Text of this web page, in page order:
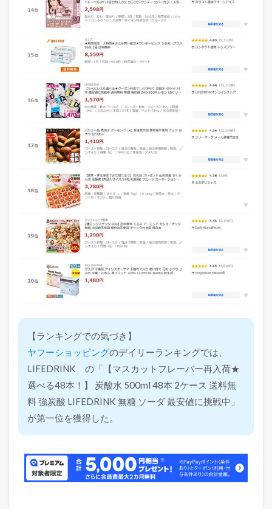
【ランキングでの気づき】
ヤフーショッピングのデイリーランキングでは、
LIFEDRINK の「【マスカットフレーバー再入荷★
選べる48本！】 炭酸水 500ml 48本 2ケース 送料無
料 強炭酸 LIFEDRINK 無糖 ソーダ 最安値に挑戦中」
が第一位を獲得した。